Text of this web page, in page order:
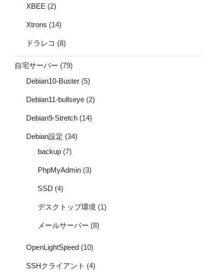
XBEE (2)
Xtrons (14)
ドラレコ (8)
自宅サーバー (79)
Debian10-Buster (5)
Debian11-bullseye (2)
Debian9-Stretch (14)
Debian設定 (34)
backup (7)
PhpMyAdmin (3)
SSD (4)
デスクトップ環境 (1)
メールサーバー (8)
OpenLightSpeed (10)
SSHクライアント (4)